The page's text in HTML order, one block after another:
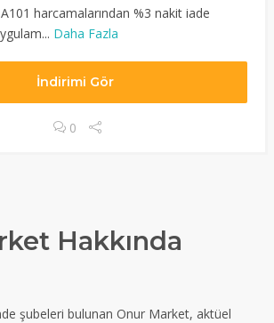
harcamalarından %3 nakit iade
Daha Fazla
İndirimi Gör
0
Hakkında
şubeleri bulunan Onur Market, aktüel